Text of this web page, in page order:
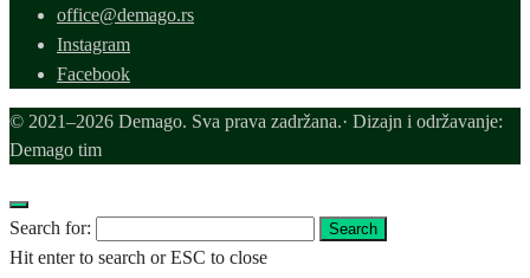
office@demago.rs
Instagram
Facebook
© 2021–2026 Demago. Sva prava zadržana.· Dizajn i održavanje:
Demago tim
Search for: Search
Hit enter to search or ESC to close